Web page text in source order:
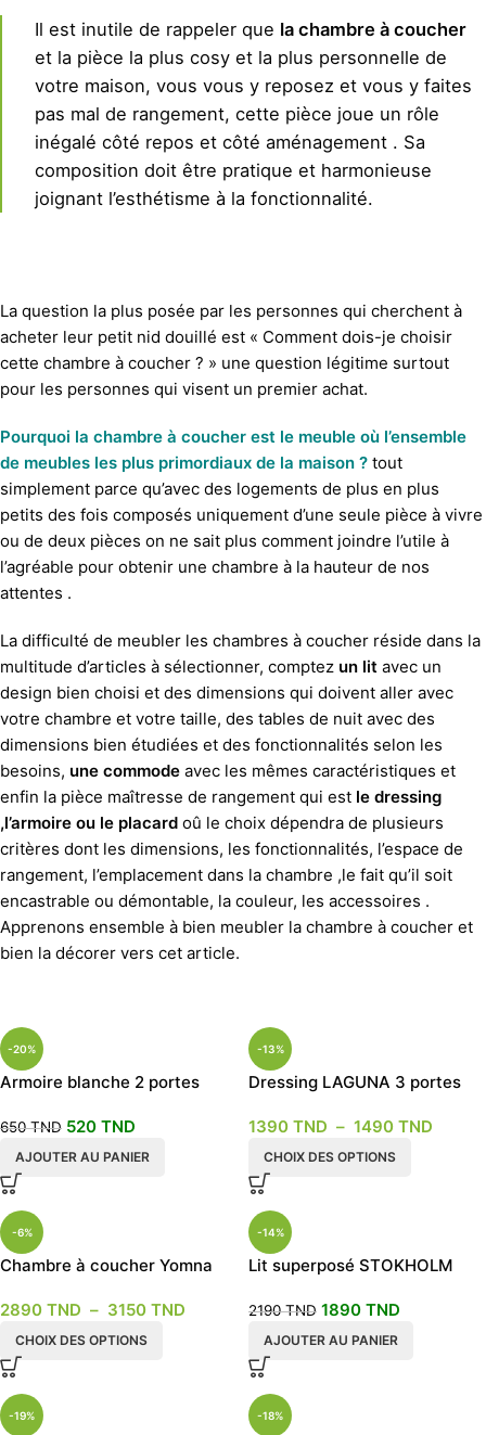
Il est inutile de rappeler que la chambre à coucher
et la pièce la plus cosy et la plus personnelle de
votre maison, vous vous y reposez et vous y faites
pas mal de rangement, cette pièce joue un rôle
inégalé côté repos et côté aménagement . Sa
composition doit être pratique et harmonieuse
joignant l’esthétisme à la fonctionnalité.
La question la plus posée par les personnes qui cherchent à
acheter leur petit nid douillé est « Comment dois-je choisir
cette chambre à coucher ? » une question légitime surtout
pour les personnes qui visent un premier achat.
Pourquoi la chambre à coucher est le meuble où l’ensemble
de meubles les plus primordiaux de la maison ? tout
simplement parce qu’avec des logements de plus en plus
petits des fois composés uniquement d’une seule pièce à vivre
ou de deux pièces on ne sait plus comment joindre l’utile à
l’agréable pour obtenir une chambre à la hauteur de nos
attentes .
La difficulté de meubler les chambres à coucher réside dans la
multitude d’articles à sélectionner, comptez un lit avec un
design bien choisi et des dimensions qui doivent aller avec
votre chambre et votre taille, des tables de nuit avec des
dimensions bien étudiées et des fonctionnalités selon les
besoins, une commode avec les mêmes caractéristiques et
enfin la pièce maîtresse de rangement qui est le dressing
,l’armoire ou le placard oû le choix dépendra de plusieurs
critères dont les dimensions, les fonctionnalités, l’espace de
rangement, l’emplacement dans la chambre ,le fait qu’il soit
encastrable ou démontable, la couleur, les accessoires .
Apprenons ensemble à bien meubler la chambre à coucher et
bien la décorer vers cet article.
-20%
Armoire blanche 2 portes
650TND 520 TND
AJOUTER AU PANIER
-13%
Dressing LAGUNA 3 portes
1390 TND – 1490 TND
CHOIX DES OPTIONS
-6%
Chambre à coucher Yomna
2890 TND – 3150 TND
CHOIX DES OPTIONS
-14%
Lit superposé STOKHOLM
2190TND 1890 TND
AJOUTER AU PANIER
-19% -18%